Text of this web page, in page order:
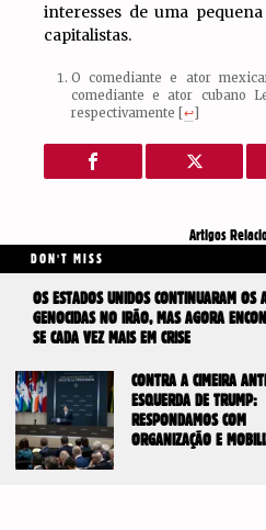
interesses de uma
capitalistas.
O comediante e ator
comediante e ator cubano
respectivamente [↩]
Artigos
DON'T MISS
OS ESTADOS UNIDOS CONTINUARAM OS
GENOCIDAS NO IRÃO, MAS AGORA
SE CADA VEZ MAIS EM CRISE
CONTRA A CIMEIRA
ESQUERDA DE TRUMP:
RESPONDAMOS COM
ORGANIZAÇÃO E